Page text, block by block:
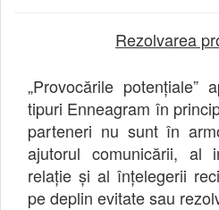
Rezolvarea
„Provocările potențiale”
tipuri Enneagram în
parteneri nu sunt în
ajutorul comunicării, al
relație și al înțelegerii
pe deplin evitate sau